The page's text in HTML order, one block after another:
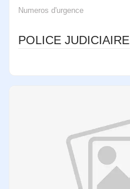
Numeros d'urgence
POLICE JUDICIAIRE